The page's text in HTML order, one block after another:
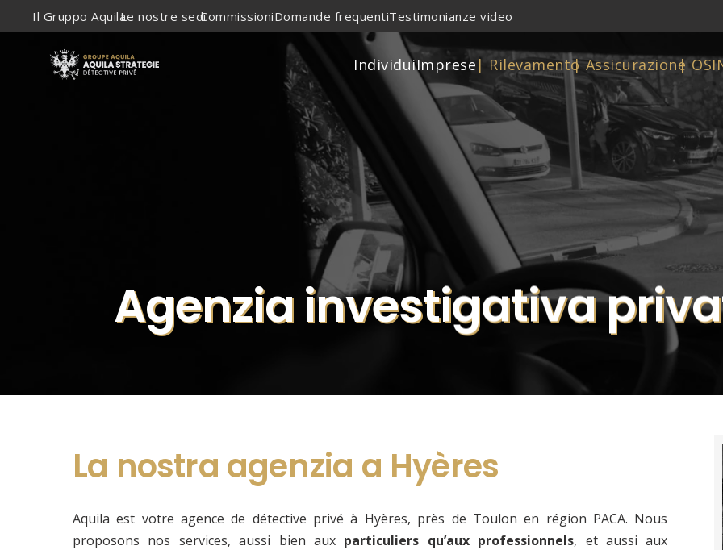
Il Gruppo AquilaLe nostre sediCommissioniDomande frequentiTestimonianze video
IndividuiImprese | Rilevamento| Assicurazione
|
Agenzia investigativa
La nostra agenzia a Hyères
Aquila est votre agence de détective privé à Hyères, près de Toulon en région PACA. Nous
proposons nos services, aussi bien aux particuliers qu’aux professionnels, et aussi aux